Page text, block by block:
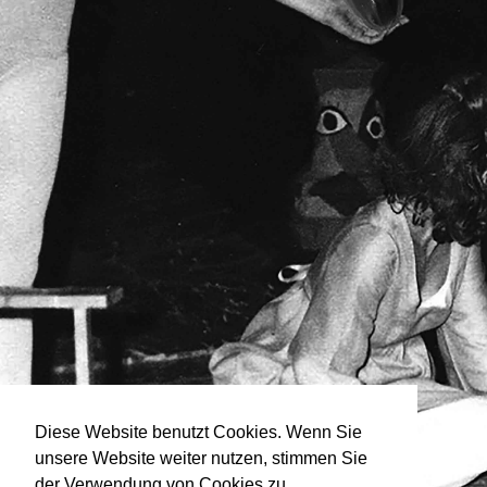
Diese Website benutzt Cookies. Wenn Sie
unsere Website weiter nutzen, stimmen Sie